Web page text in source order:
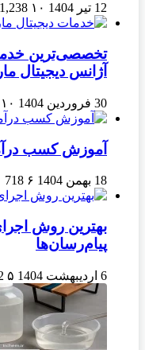
12 تیر 1404 ۱۰ 1,238
تخصصی‌ترین
آژانس دیجیتال
30 فروردین 1404 ۱۰
آموزش کسب
18 بهمن 1404 ۶ 718
بهترین روش
پیام‌رسان‌ها
6 اردیبهشت 1404 ۵